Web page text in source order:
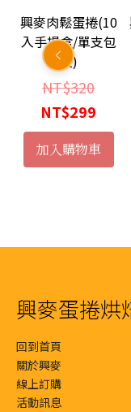
。
興麥肉鬆蛋捲(10
入手提盒/單支包
裝)
NT$320原
始
價
格：
NT$299
前
價
加入購物車
興麥蛋捲烘
回到首頁
關於興麥
線上訂購
活動訊息